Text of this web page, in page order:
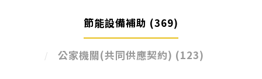
節能設備補助 (369)
公家機關(共同供應契約) (123)